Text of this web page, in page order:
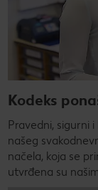
Kodeks
Pravedni, sigurni
našeg
načela, koja se
utvrđena su